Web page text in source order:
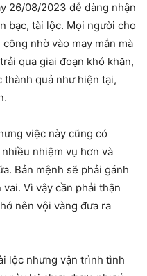
26/08/2023 dễ dàng nhận
bạc, tài lộc. Mọi người cho
nhờ vào may mắn mà
qua giai đoạn khó khăn,
thành quả như hiện tại,
việc này cũng có
nhiệm vụ hơn và
Bản mệnh sẽ phải gánh
Vì vậy cần phải thận
nên vội vàng đưa ra
lộc nhưng vận trình tình